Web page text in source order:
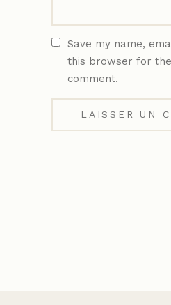
Save my name,
this browser for
comment.